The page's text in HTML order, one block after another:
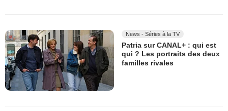
News - Séries à la TV
Patria sur CANAL+ : qui est
qui ? Les portraits des deux
familles rivales